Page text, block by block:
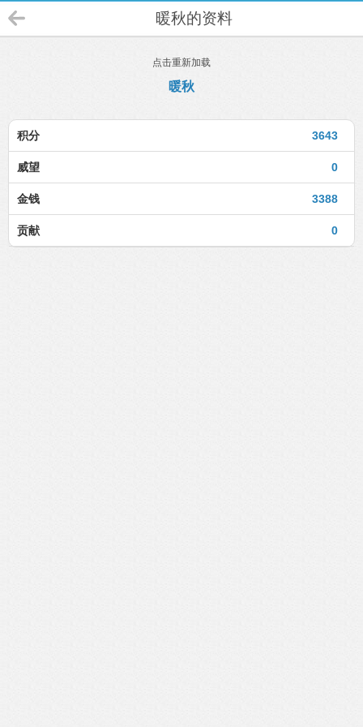
暖秋的资料
点击重新加载
暖秋
3643
积分
0
威望
3388
金钱
0
贡献